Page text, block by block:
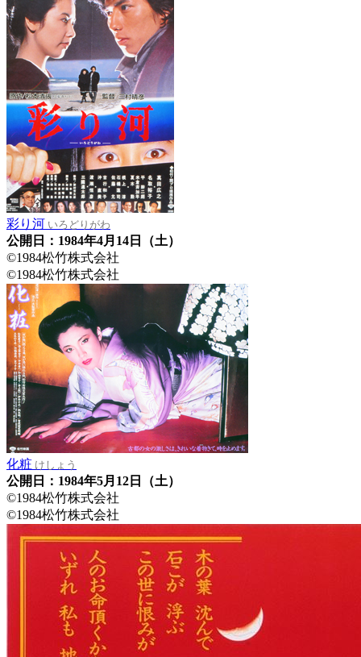
彩り河 いろどりがわ
公開日：1984年4月14日（土）
©1984松竹株式会社
©1984松竹株式会社
化粧 けしょう
公開日：1984年5月12日（土）
©1984松竹株式会社
©1984松竹株式会社